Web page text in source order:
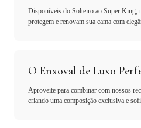
Disponíveis do Solteiro ao Super King,
protegem e renovam sua cama com
O Enxoval de Luxo
Aproveite para combinar com nossos
criando uma composição exclusiva e